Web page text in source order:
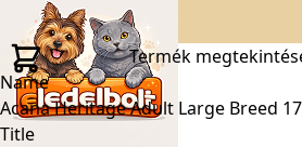
Termék
Name
Acana Heritage Adult Large Breed
Title